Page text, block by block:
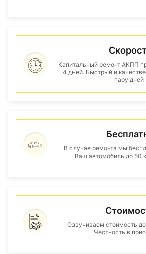
Капитальный ремонт АКПП
4 дней. Быстрый и
пару дней
В случае ремонта мы
Ваш автомобиль до 50
Озвучиваем стоимость
Честность в